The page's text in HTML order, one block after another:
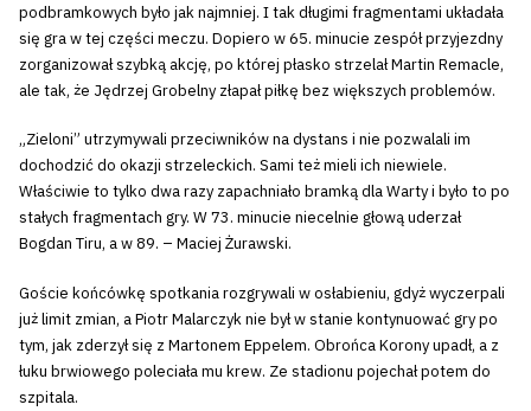
podbramkowych było jak najmniej. I tak długimi fragmentami układała
się gra w tej części meczu. Dopiero w 65. minucie zespół przyjezdny
zorganizował szybką akcję, po której płasko strzelał Martin Remacle,
ale tak, że Jędrzej Grobelny złapał piłkę bez większych problemów.
„Zieloni” utrzymywali przeciwników na dystans i nie pozwalali im
dochodzić do okazji strzeleckich. Sami też mieli ich niewiele.
Właściwie to tylko dwa razy zapachniało bramką dla Warty i było to po
stałych fragmentach gry. W 73. minucie niecelnie głową uderzał
Bogdan Tiru, a w 89. – Maciej Żurawski.
Goście końcówkę spotkania rozgrywali w osłabieniu, gdyż wyczerpali
już limit zmian, a Piotr Malarczyk nie był w stanie kontynuować gry po
tym, jak zderzył się z Martonem Eppelem. Obrońca Korony upadł, a z
łuku brwiowego poleciała mu krew. Ze stadionu pojechał potem do
szpitala.